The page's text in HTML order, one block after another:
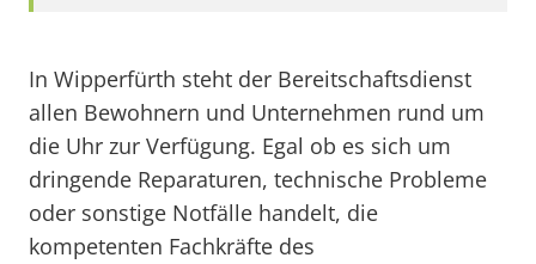
In Wipperfürth steht der Bereitschaftsdienst
allen Bewohnern und Unternehmen rund um
die Uhr zur Verfügung. Egal ob es sich um
dringende Reparaturen, technische Probleme
oder sonstige Notfälle handelt, die
kompetenten Fachkräfte des